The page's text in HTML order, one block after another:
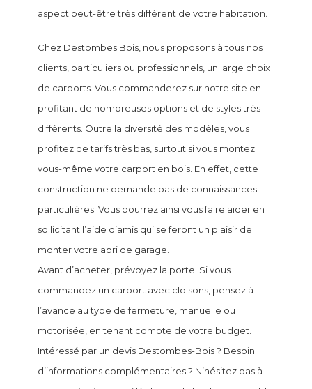
aspect peut-être très différent de votre habitation.
Chez Destombes Bois, nous proposons à tous nos
clients, particuliers ou professionnels, un large choix
de carports. Vous commanderez sur notre site en
profitant de nombreuses options et de styles très
différents. Outre la diversité des modèles, vous
profitez de tarifs très bas, surtout si vous montez
vous-même votre carport en bois. En effet, cette
construction ne demande pas de connaissances
particulières. Vous pourrez ainsi vous faire aider en
sollicitant l’aide d’amis qui se feront un plaisir de
monter votre abri de garage.
Avant d’acheter, prévoyez la porte. Si vous
commandez un carport avec cloisons, pensez à
l’avance au type de fermeture, manuelle ou
motorisée, en tenant compte de votre budget.
Intéressé par un devis Destombes-Bois ? Besoin
d’informations complémentaires ? N’hésitez pas à